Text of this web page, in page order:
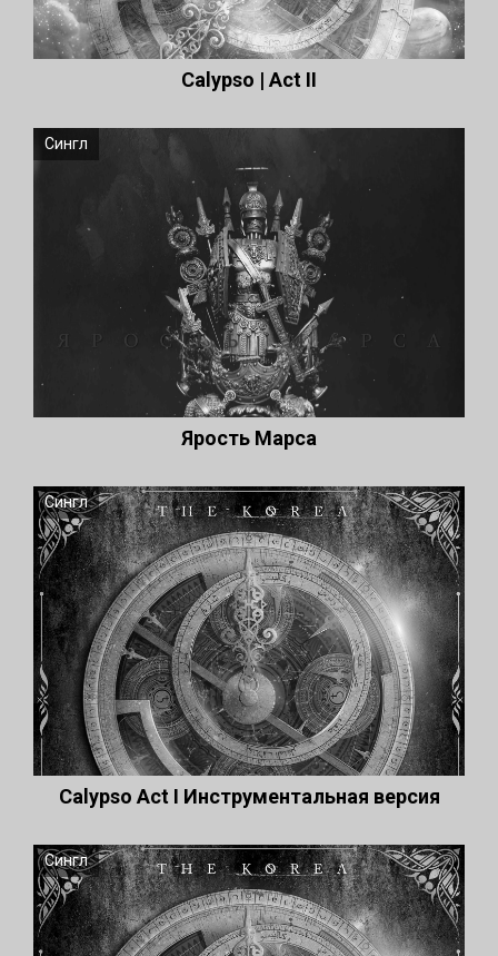
Calypso | Act II
Сингл
Ярость Марса
Сингл
Сalypso Act I Инструментальная версия
Сингл